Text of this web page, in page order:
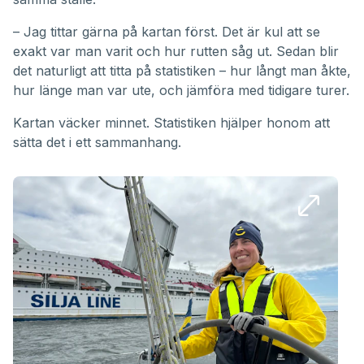
– Jag tittar gärna på kartan först. Det är kul att se
exakt var man varit och hur rutten såg ut. Sedan blir
det naturligt att titta på statistiken – hur långt man åkte,
hur länge man var ute, och jämföra med tidigare turer.
Kartan väcker minnet. Statistiken hjälper honom att
sätta det i ett sammanhang.